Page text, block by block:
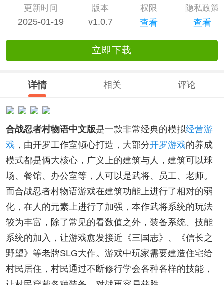
更新时间
2025-01-19
版本
v1.0.7
权限
查看
隐私政策
查看
立即下载
详情 相关 评论
合战忍者村物语中文版是一款非常经典的模拟经营游
戏 ，由开罗工作室倾心打造，大部分开罗游戏的养成
模式都是俩大核心，广义上的建筑与人，建筑可以球
场、餐馆、办公室等，人可以是武将、员工、老师。
而合战忍者村物语游戏在建筑功能上进行了相对的弱
化，在人的元素上进行了加强，本作武将系统的玩法
较为丰富，除了常见的看数值之外，装备系统、技能
系统的加入，让游戏愈发接近《三国志》、《信长之
野望》等老牌SLG大作。游戏中玩家需要建造住宅给
村民居住，村民通过不断修行学会各种各样的技能，